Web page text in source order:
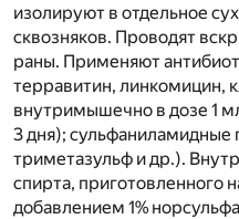
изолируют в отдельное
сквозняков. Проводят
раны. Применяют
терравитин, линкомицин,
внутримышечно в дозе 1
3 дня); сульфаниламидные
триметазульф и др.).
спирта, приготовленного
добавлением 1%